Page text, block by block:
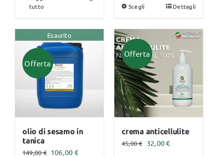
tutto
Scegli
Questo
più
varianti.
Le
opzioni
possono
essere
scelte
nella
Dettagli
Esaurito
Offerta
olio di sesamo in
tanica
149,00€ Il
106,00 €Il
Offerta
crema anticellulite
45,00€ Il
32,00€Il